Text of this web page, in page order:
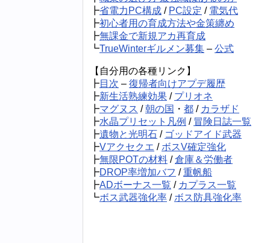
┣省電力PC構成 / PC設定 / 電気代
┣初心者用の育成方法や金策纏め
┣無課金で新規アカ再育成
┗TrueWinterギルメン募集 – 公式
【自分用の各種リンク】
┣目次 – 復帰者向けアプデ履歴
┣新生活熟練効果 / プリオネ
┣マグヌス /朝の国 ・ 都 / カラザド
┣水晶プリセット凡例 / 冒険日誌一覧
┣遺物と光明石 / ゴッドアイド武器
┣Vアクセクエ / ボスV確定強化
┣無限POTの材料 /倉庫＆労働者
┣DROP率増加バフ /重帆船
┣ADボーナス一覧 / カプラス一覧
┗ボス武器強化率 / ボス防具強化率